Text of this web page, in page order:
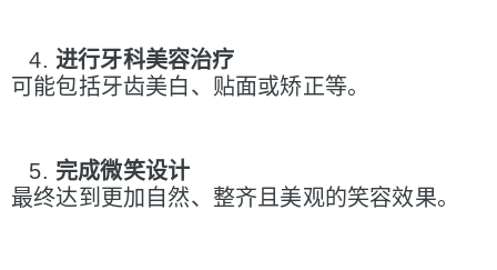
进行牙科美容治疗
可能包括牙齿美白、贴面或矫正等。
完成微笑设计
最终达到更加自然、整齐且美观的笑容效果。